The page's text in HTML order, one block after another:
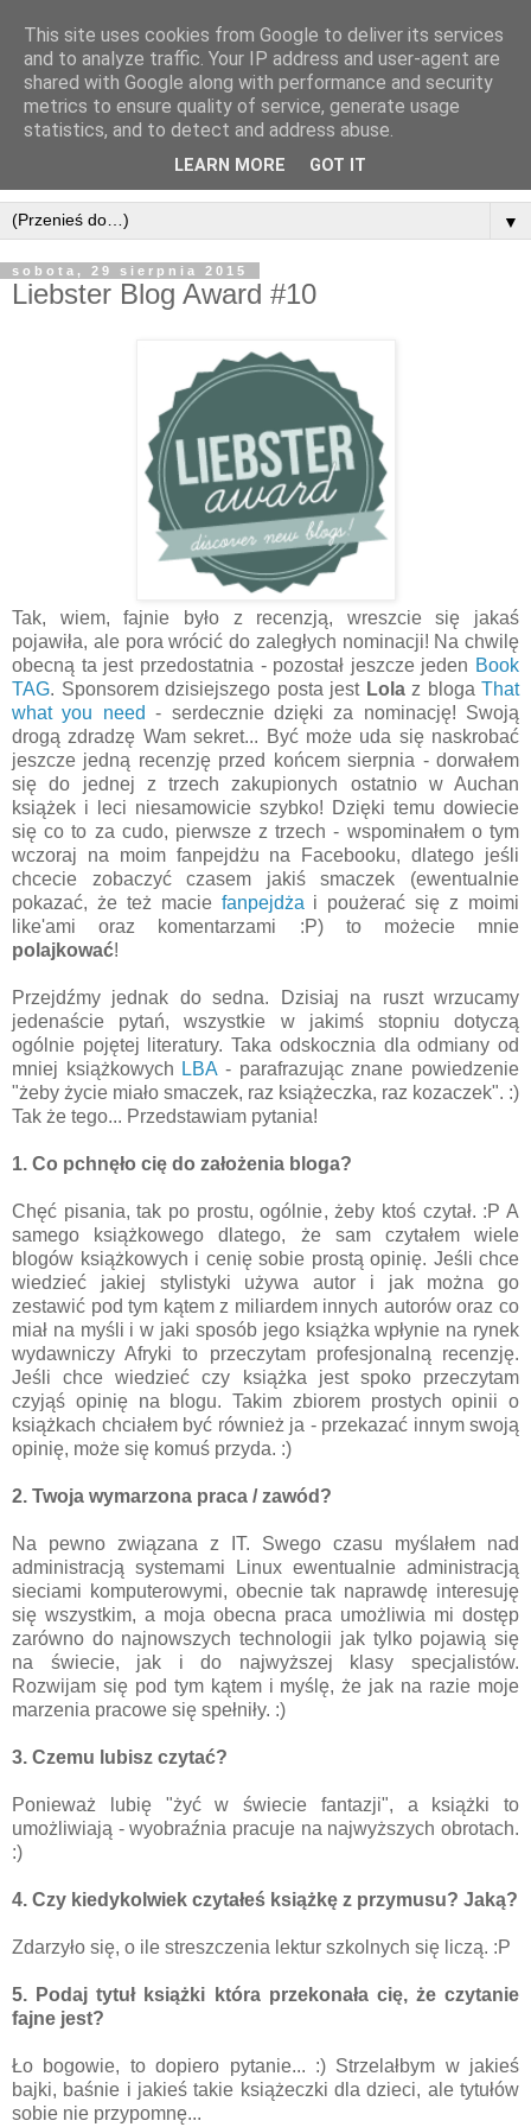
▼
sobota, 29 sierpnia 2015
Liebster Blog Award #10
Tak, wiem, fajnie było z recenzją, wreszcie się jakaś
pojawiła, ale pora wrócić do zaległych nominacji! Na chwilę
obecną ta jest przedostatnia - pozostał jeszcze jeden Book
TAG. Sponsorem dzisiejszego posta jest Lolaz bloga That
what you need - serdecznie dzięki za nominację! Swoją
drogą zdradzę Wam sekret... Być może uda się naskrobać
jeszcze jedną recenzję przed końcem sierpnia - dorwałem
się do jednej z trzech zakupionych ostatnio w Auchan
książek i leci niesamowicie szybko! Dzięki temu dowiecie
się co to za cudo, pierwsze z trzech - wspominałem o tym
wczoraj na moim fanpejdżu na Facebooku, dlatego jeśli
chcecie zobaczyć czasem jakiś smaczek (ewentualnie
pokazać, że też macie fanpejdża i poużerać się z moimi
like'ami oraz komentarzami :P) to możecie mnie
polajkować!
Przejdźmy jednak do sedna. Dzisiaj na ruszt wrzucamy
jedenaście pytań, wszystkie w jakimś stopniu dotyczą
ogólnie pojętej literatury. Taka odskocznia dla odmiany od
mniej książkowych LBA - parafrazując znane powiedzenie
"żeby życie miało smaczek, raz książeczka, raz kozaczek". :)
Tak że tego... Przedstawiam pytania!
1. Co pchnęło cię do założenia bloga?
Chęć pisania, tak po prostu, ogólnie, żeby ktoś czytał. :P A
samego książkowego dlatego, że sam czytałem wiele
blogów książkowych i cenię sobie prostą opinię. Jeśli chce
wiedzieć jakiej stylistyki używa autor i jak można go
zestawić pod tym kątem z miliardem innych autorów oraz co
miał na myśli i w jaki sposób jego książka wpłynie na rynek
wydawniczy Afryki to przeczytam profesjonalną recenzję.
Jeśli chce wiedzieć czy książka jest spoko przeczytam
czyjąś opinię na blogu. Takim zbiorem prostych opinii o
książkach chciałem być również ja - przekazać innym swoją
opinię, może się komuś przyda. :)
2. Twoja wymarzona praca / zawód?
Na pewno związana z IT. Swego czasu myślałem nad
administracją systemami Linux ewentualnie administracją
sieciami komputerowymi, obecnie tak naprawdę interesuję
się wszystkim, a moja obecna praca umożliwia mi dostęp
zarówno do najnowszych technologii jak tylko pojawią się
na świecie, jak i do najwyższej klasy specjalistów.
Rozwijam się pod tym kątem i myślę, że jak na razie moje
marzenia pracowe się spełniły. :)
3. Czemu lubisz czytać?
Ponieważ lubię "żyć w świecie fantazji", a książki to
umożliwiają - wyobraźnia pracuje na najwyższych obrotach.
:)
4. Czy kiedykolwiek czytałeś książkę z przymusu? Jaką?
Zdarzyło się, o ile streszczenia lektur szkolnych się liczą. :P
5. Podaj tytuł książki która przekonała cię, że czytanie
fajne jest?
Ło bogowie, to dopiero pytanie... :) Strzelałbym w jakieś
bajki, baśnie i jakieś takie książeczki dla dzieci, ale tytułów
sobie nie przypomnę...
This site uses cookies from Google to deliver its services
and to analyze traffic. Your IP address and user-agent are
shared with Google along with performance and security
metrics to ensure quality of service, generate usage
statistics, and to detect and address abuse.
LEARN MORE GOT IT